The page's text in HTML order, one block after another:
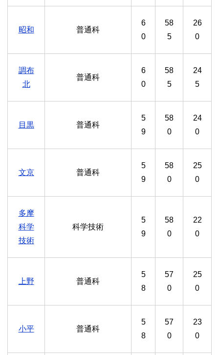
昭和 普通科
6
0
58
5
26
0
調布
北
普通科
6
0
58
5
24
5
目黒 普通科
5
9
58
0
24
0
文京 普通科
5
9
58
0
25
0
多摩
科学
技術
科学技術
5
9
58
0
22
0
上野 普通科
5
8
57
0
25
0
小平 普通科
5
8
57
0
23
0